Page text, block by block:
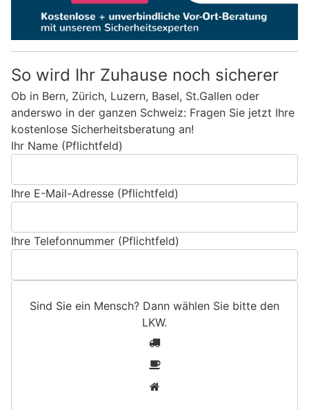
So wird Ihr Zuhause noch sicherer
Ob in Bern, Zürich, Luzern, Basel, St.Gallen oder
anderswo in der ganzen Schweiz: Fragen Sie jetzt Ihre
kostenlose Sicherheitsberatung an!
Ihr Name (Pflichtfeld)
Ihre E-Mail-Adresse (Pflichtfeld)
Ihre Telefonnummer (Pflichtfeld)
Sind Sie ein Mensch? Dann wählen Sie bitte den
LKW.